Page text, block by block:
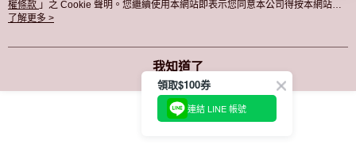
權條款 」之 Cookie 聲明。您繼續使用本網站即表示您同意本公司得按本網站使
用條款之 Cookie 聲明使用 cookie。
了解更多 >
我知道了
領取$100券
連結 LINE 帳號